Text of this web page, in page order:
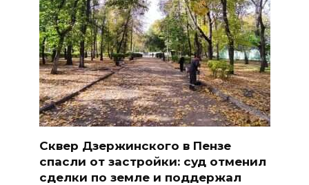
Сквер Дзержинского в Пензе
спасли от застройки: суд отменил
сделки по земле и поддержал